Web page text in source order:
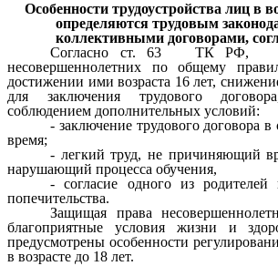
Особенности трудоустройства лиц в
определяются трудовым
коллективными договорами,
Согласно ст. 63 ТК РФ,
несовершеннолетних по общему
достижении ими возраста 16 лет,
для заключения трудового
соблюдением дополнительных условий:
- заключение трудового договора
время;
- легкий труд, не причиняющий
нарушающий процесса обучения,
- согласие одного из
попечительства.
Защищая права
благоприятные условия жизни и
предусмотрены особенности
в возрасте до 18 лет.